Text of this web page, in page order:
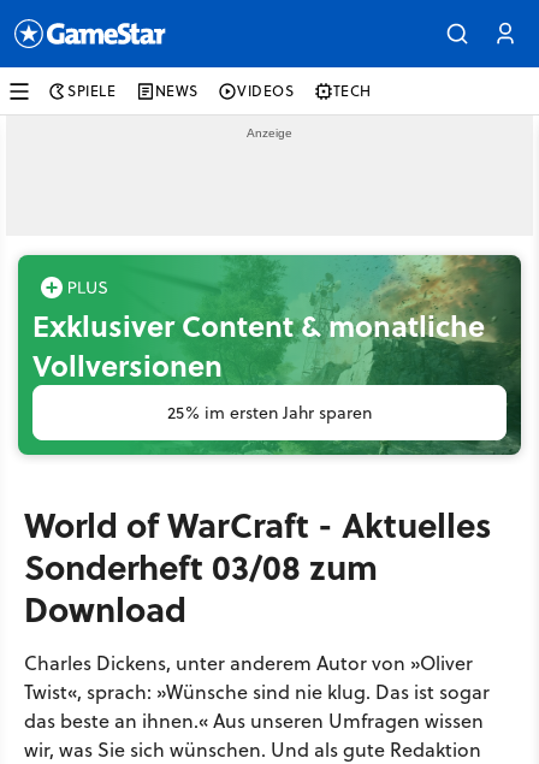
SPIELE NEWS VIDEOS TECH
Exklusiver Content & monatliche
Vollversionen
25% im ersten Jahr sparen
World of WarCraft - Aktuelles
Sonderheft 03/08 zum
Download
Charles Dickens, unter anderem Autor von »Oliver
Twist«, sprach: »Wünsche sind nie klug. Das ist sogar
das beste an ihnen.« Aus unseren Umfragen wissen
wir, was Sie sich wünschen. Und als gute Redaktion